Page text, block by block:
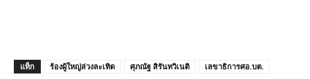
แท็ก ร้องผู้ใหญ่ล่วงละเทิด ศุภณัฐ สิรันทวิเนติ เลขาธิการศอ.บต.